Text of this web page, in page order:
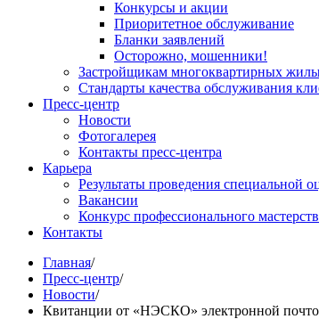
Конкурсы и акции
Приоритетное обслуживание
Бланки заявлений
Осторожно, мошенники!
Застройщикам многоквартирных
Стандарты качества обслуживания
Пресс-центр
Новости
Фотогалерея
Контакты пресс-центра
Карьера
Результаты проведения специальной
Вакансии
Конкурс профессионального
Контакты
Главная/
Пресс-центр/
Новости/
Квитанции от «НЭСКО» электронной